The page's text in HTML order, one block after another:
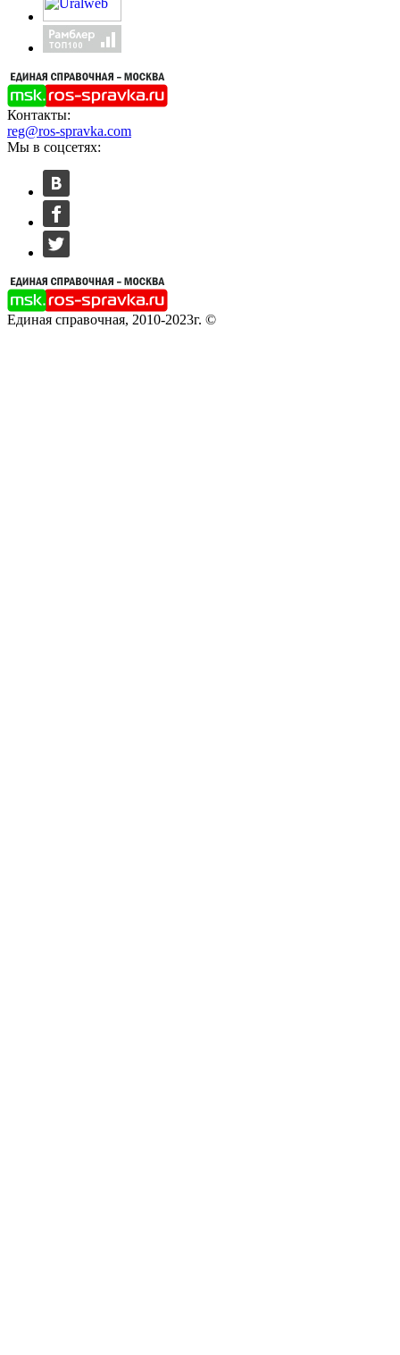
Контакты:
reg@ros-spravka.com
Мы в соцсетях:
Единая справочная, 2010-2023г. ©